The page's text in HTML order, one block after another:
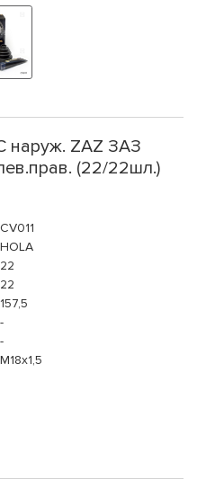
наруж. ZAZ ЗАЗ
(22/22шл.)
CV011
HOLA
22
22
157,5
-
-
М18x1,5